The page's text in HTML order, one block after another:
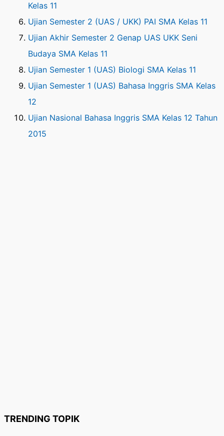
Kelas 11
Ujian Semester 2 (UAS / UKK) PAI SMA Kelas 11
Ujian Akhir Semester 2 Genap UAS UKK Seni
Budaya SMA Kelas 11
Ujian Semester 1 (UAS) Biologi SMA Kelas 11
Ujian Semester 1 (UAS) Bahasa Inggris SMA Kelas
12
Ujian Nasional Bahasa Inggris SMA Kelas 12 Tahun
2015
TRENDING TOPIK